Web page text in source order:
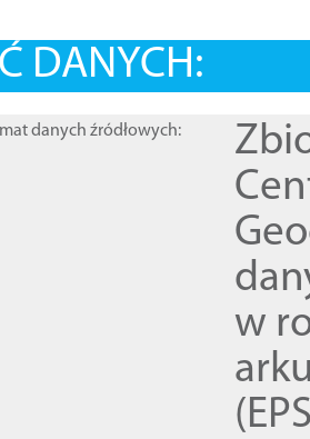
DANYCH:
danych źródłowych:
w